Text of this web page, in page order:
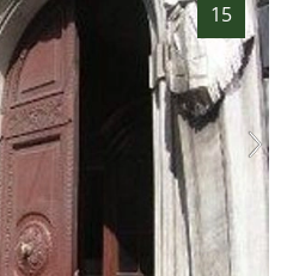
15